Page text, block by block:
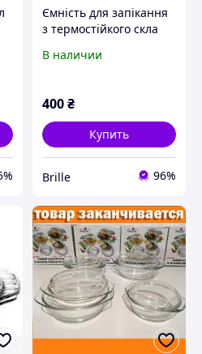
Ємність для запікання
з термостійкого скла
В наличии
400₴
Купить
Brille 96%